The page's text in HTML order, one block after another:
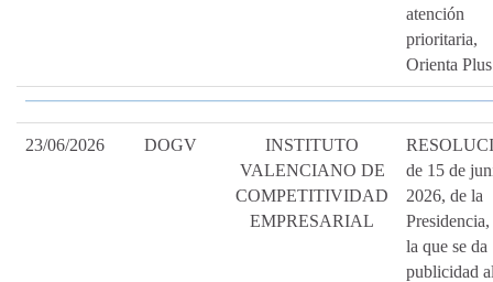
atención
prioritaria,
Orienta
23/06/2026 DOGV
INSTITUTO
VALENCIANO DE
COMPETITIVIDAD
EMPRESARIAL
de 15 de
2026, de la
la que se da
publicidad